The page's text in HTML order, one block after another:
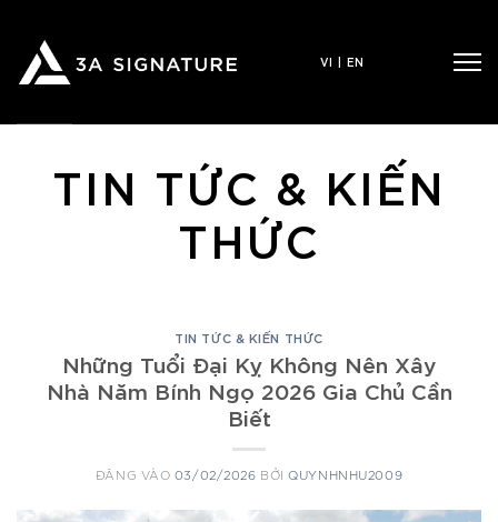
nội
VI | EN
TIN TỨC & KIẾN
THỨC
TIN TỨC & KIẾN THỨC
Những Tuổi Đại Kỵ Không Nên Xây
Nhà Năm Bính Ngọ 2026 Gia Chủ Cần
Biết
ĐĂNG VÀO 03/02/2026 BỞIQUYNHNHU2009